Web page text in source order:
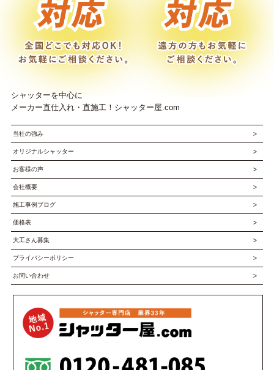
シャッターを中心に
メーカー直仕入れ・直施工！シャッター屋.com
当社の強み
オリジナルシャッター
お客様の声
会社概要
施工事例ブログ
価格表
大工さん募集
プライバシーポリシー
お問い合わせ